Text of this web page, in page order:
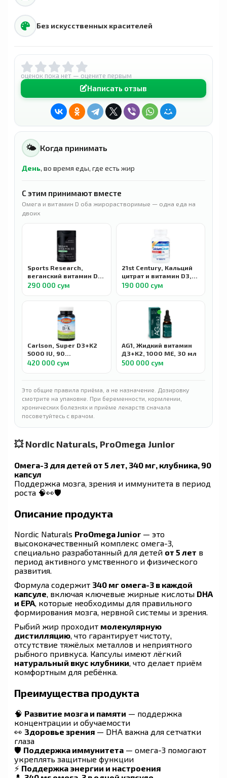
Без искусственных красителей
оценок пока нет — оцените первым
Написать отзыв
🌤 Когда принимать
День, во время еды, где есть жир
С этим принимают вместе
Омега и витамин D оба жирорастворимые — одна еда на
двоих
Sports Research,
веганский витамин D3,
125 мкг (5000 МЕ), 60
растительных капсул
290 000 сум
21st Century, Кальций
цитрат и витамин D3,
максимальная
эффективность, 75
190 000 сум
Carlson, Super D3+K2
5000 IU, 90
вегетарианских капсул
420 000 сум
AG1, Жидкий витамин
Д3+К2, 1000 МЕ, 30 мл
500 000 сум
Это общие правила приёма, а не назначение. Дозировку
смотрите на упаковке. При беременности, кормлении,
хронических болезнях и приёме лекарств сначала
посоветуйтесь с врачом.
💥 Nordic Naturals, ProOmega Junior
Омега-3 для детей от 5 лет, 340 мг, клубника, 90
капсул
Поддержка мозга, зрения и иммунитета в период
роста 🧠👀🛡️
Описание продукта
Nordic Naturals ProOmega Junior — это
высококачественный комплекс омега-3,
специально разработанный для детей от 5 лет в
период активного умственного и физического
развития.
Формула содержит 340 мг омега-3 в каждой
капсуле , включая ключевые жирные кислоты DHA
и EPA , которые необходимы для правильного
формирования мозга, нервной системы и зрения.
Рыбий жир проходит молекулярную
дистилляцию , что гарантирует чистоту,
отсутствие тяжёлых металлов и неприятного
рыбного привкуса. Капсулы имеют лёгкий
натуральный вкус клубники , что делает приём
комфортным для ребёнка.
Преимущества продукта
🧠 Развитие мозга и памяти — поддержка
концентрации и обучаемости
👀 Здоровье зрения — DHA важна для сетчатки
глаза
🛡 Поддержка иммунитета — омега-3 помогают
укреплять защитные функции
⚡ Поддержка энергии и настроения